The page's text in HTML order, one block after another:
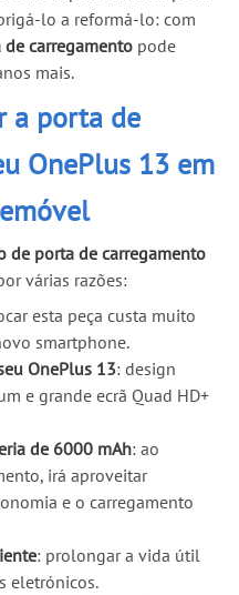
lo a reformá-lo: com
de carregamento pode
mais.
a porta de
OnePlus 13 em
de porta de carregamento
várias razões:
esta peça custa muito
smartphone.
OnePlus 13: design
e grande ecrã Quad HD+
de 6000 mAh: ao
irá aproveitar
e o carregamento
: prolongar a vida útil
eletrónicos.